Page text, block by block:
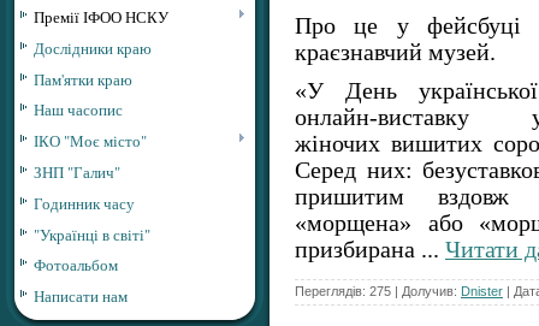
Премії ІФОО НСКУ
Дослідники краю
Пам'ятки краю
Наш часопис
ІКО "Моє місто"
ЗНП "Галич"
Годинник часу
"Українці в світі"
Фотоальбом
Написати нам
Про це у фейсбуці
краєзнавчий музей.
«У День
онлайн-
жіночих вишитих
Серед них:
пришитим вздовж
«морщена» або
призбирана ... Читати
Переглядів: 275 | Долучив: Dnister |